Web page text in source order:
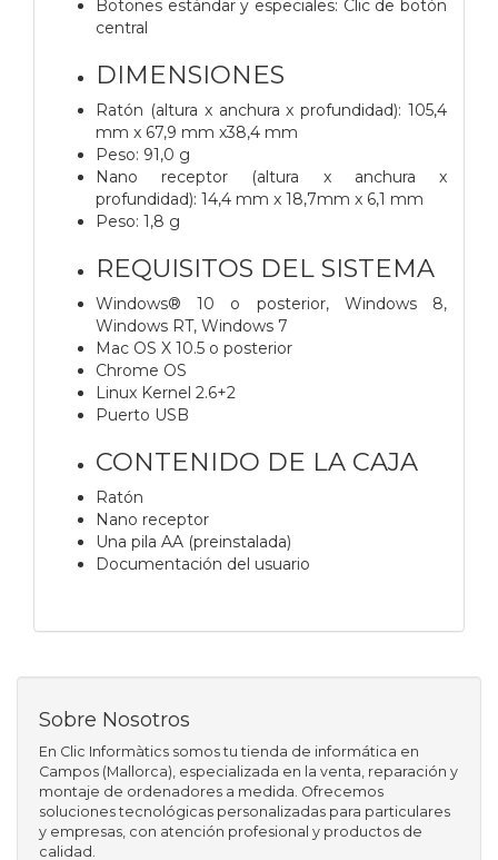
Botones estándar y especiales: Clic de botón
central
DIMENSIONES
Ratón (altura x anchura x profundidad): 105,4
mm x 67,9 mm x38,4 mm
Peso: 91,0 g
Nano receptor (altura x anchura x
profundidad): 14,4 mm x 18,7mm x 6,1 mm
Peso: 1,8 g
REQUISITOS DEL SISTEMA
Windows® 10 o posterior, Windows 8,
Windows RT, Windows 7
Mac OS X 10.5 o posterior
Chrome OS
Linux Kernel 2.6+2
Puerto USB
CONTENIDO DE LA CAJA
Ratón
Nano receptor
Una pila AA (preinstalada)
Documentación del usuario
Sobre Nosotros
En Clic Informàtics somos tu tienda de informática en
Campos (Mallorca), especializada en la venta, reparación y
montaje de ordenadores a medida. Ofrecemos
soluciones tecnológicas personalizadas para particulares
y empresas, con atención profesional y productos de
calidad.